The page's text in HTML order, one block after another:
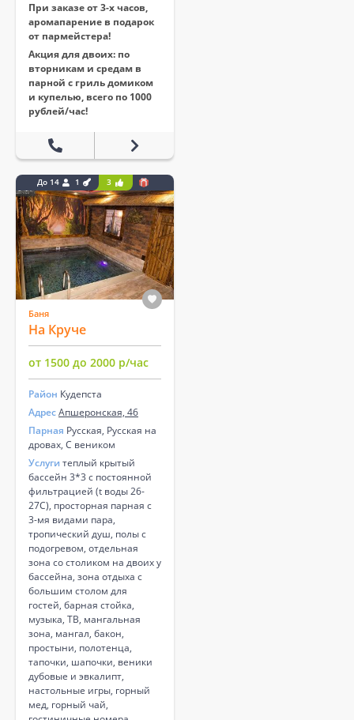
При заказе от 3-х часов,
аромапарение в подарок
от пармейстера!
Акция для двоих: по
вторникам и средам в
парной с гриль домиком
и купелью, всего по 1000
рублей/час!
До 14 1 3
Баня
На Круче
от 1500 до 2000 р/час
Район Кудепста
АдресАпшеронская, 46
Парная Русская, Русская на
дровах, С веником
Услуги теплый крытый
бассейн 3*3 с постоянной
фильтрацией (t воды 26-
27С), просторная парная с
3-мя видами пара,
тропический душ, полы с
подогревом, отдельная
зона со столиком на двоих у
бассейна, зона отдыха с
большим столом для
гостей, барная стойка,
музыка, ТВ, мангальная
зона, мангал, бакон,
простыни, полотенца,
тапочки, шапочки, веники
дубовые и эвкалипт,
настольные игры, горный
мед, горный чай,